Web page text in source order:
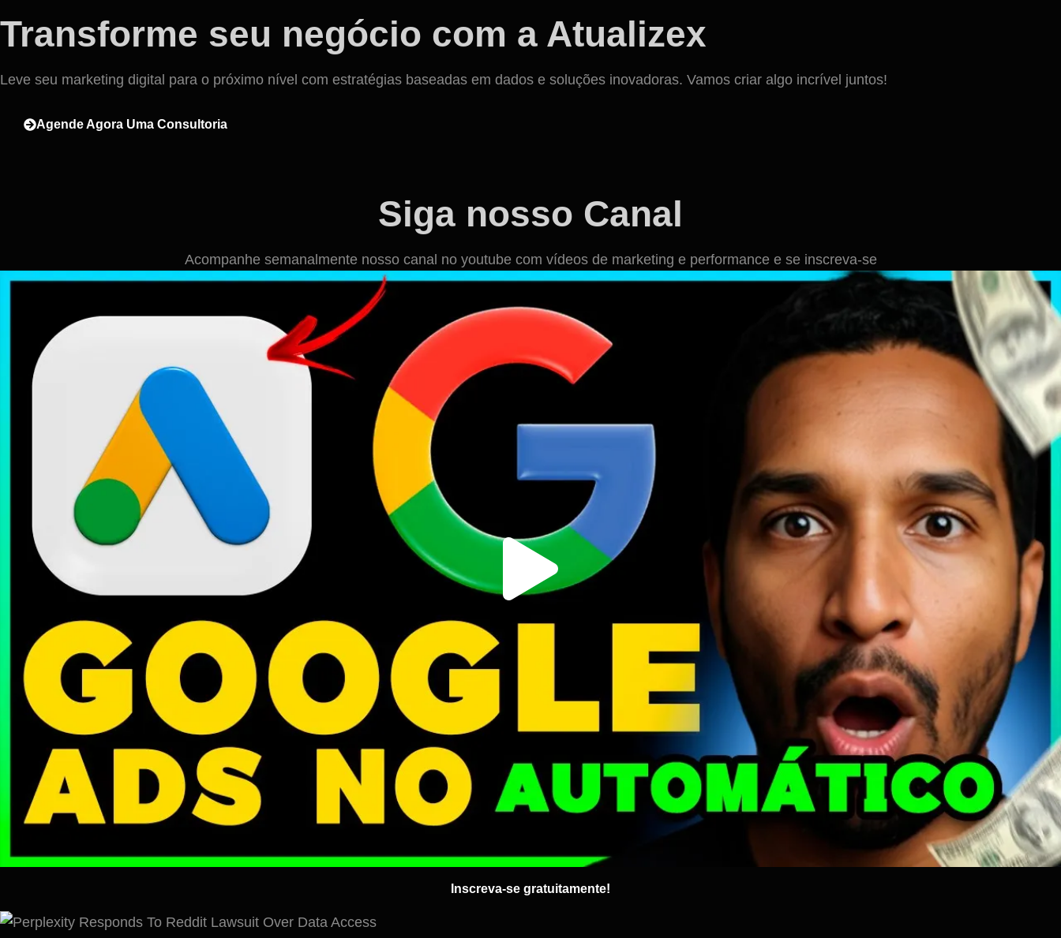
Transforme seu negócio com a Atualizex
Leve seu marketing digital para o próximo nível com estratégias baseadas em dados e soluções inovadoras. Vamos criar algo incrível juntos!
Agende Agora Uma Consultoria
Siga nosso Canal
Acompanhe semanalmente nosso canal no youtube com vídeos de marketing e performance e se inscreva-se
Inscreva-se gratuitamente!